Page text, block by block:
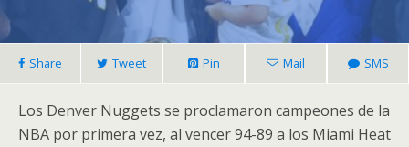
Share Tweet Pin Mail SMS
Los Denver Nuggets se proclamaron campeones de la
NBA por primera vez, al vencer 94-89 a los Miami Heat